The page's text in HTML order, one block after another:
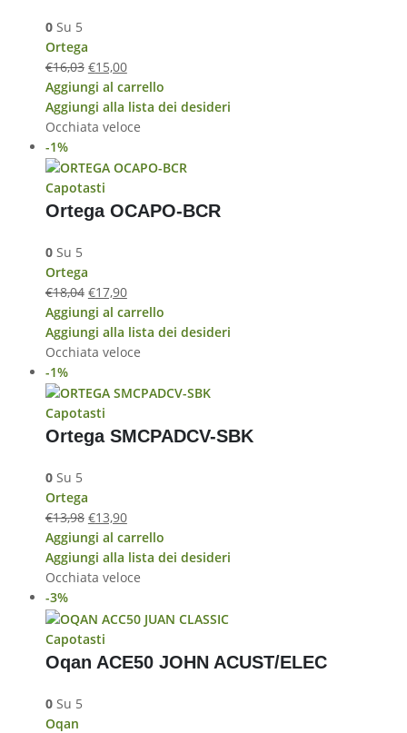
0Su 5
Ortega
€16,03 €15,00
Aggiungi al carrello
Aggiungi alla lista dei desideri
Occhiata veloce
-1%
Capotasti
Ortega OCAPO-BCR
0Su 5
Ortega
€18,04 €17,90
Aggiungi al carrello
Aggiungi alla lista dei desideri
Occhiata veloce
-1%
Capotasti
Ortega SMCPADCV-SBK
0Su 5
Ortega
€13,98 €13,90
Aggiungi al carrello
Aggiungi alla lista dei desideri
Occhiata veloce
-3%
Capotasti
Oqan ACE50 JOHN ACUST/ELEC
0Su 5
Oqan